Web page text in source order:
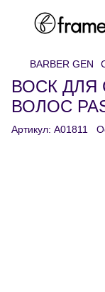
BARBER GEN
ВОСК
ВОЛОС
Артикул: A01811